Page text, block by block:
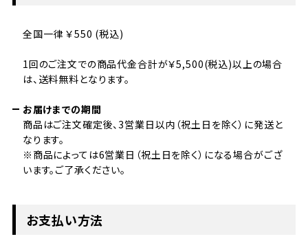
全国一律 ￥550 (税込)
1回のご注文での商品代金合計が￥5,500(税込)以上の場合
は、送料無料となります。
お届けまでの期間
商品はご注文確定後、3営業日以内（祝土日を除く）に発送と
なります。
※商品によっては6営業日（祝土日を除く）になる場合がござ
います。ご了承ください。
お支払い方法